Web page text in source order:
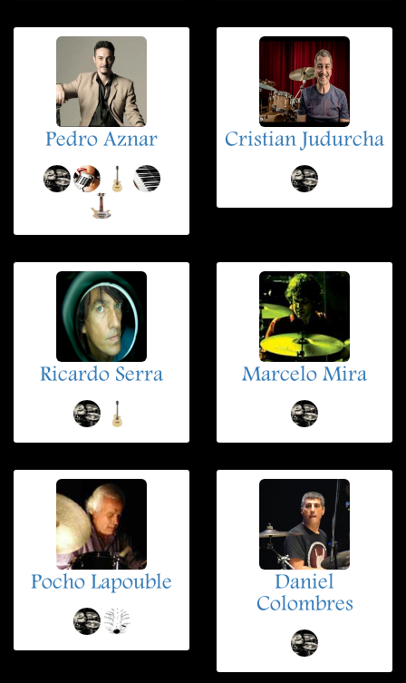
Pedro Aznar Cristian Judurcha
Ricardo Serra Marcelo Mira
Pocho Lapouble
Daniel
Colombres